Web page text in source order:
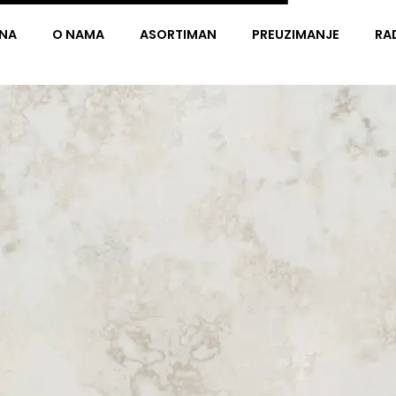
O NAMA ASORTIMAN PREUZIMANJE